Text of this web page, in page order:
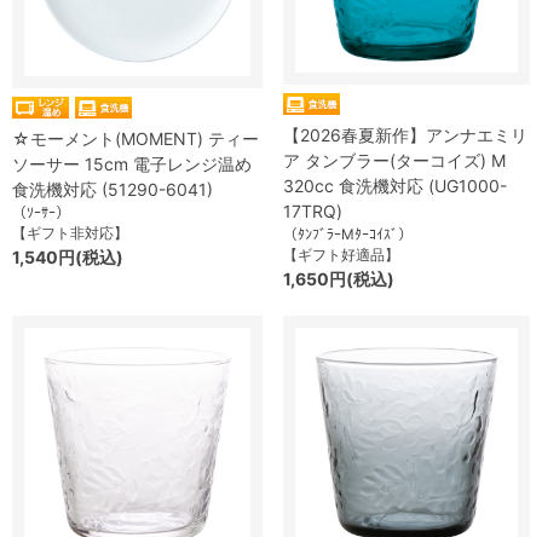
☆モーメント(MOMENT) ティー
ソーサー 15cm 電子レンジ温め
食洗機対応 (51290-6041)
（ｿｰｻｰ）
【ギフト非対応】
1,540円(税込)
【2026春夏新作】アンナエミリ
ア タンブラー(ターコイズ) M
320cc 食洗機対応 (UG1000-
17TRQ)
（ﾀﾝﾌﾞﾗｰMﾀｰｺｲｽﾞ）
【ギフト好適品】
1,650円(税込)